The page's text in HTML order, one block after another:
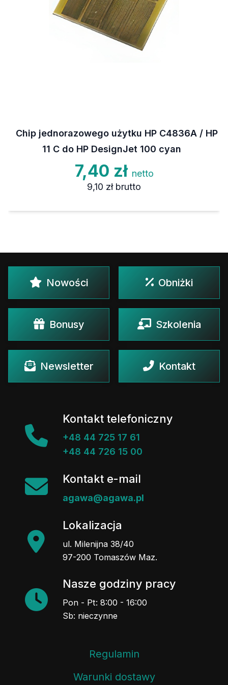
Chip jednorazowego użytku HP C4836A / HP
11 C do HP DesignJet 100 cyan
7,40 zł netto
9,10 zł brutto
Nowości Obniżki
Bonusy Szkolenia
Newsletter Kontakt
Kontakt telefoniczny
+48 44 725 17 61
+48 44 726 15 00
Kontakt e-mail
agawa@agawa.pl
Lokalizacja
ul. Milenijna 38/40
97-200 Tomaszów Maz.
Nasze godziny pracy
Pon - Pt: 8:00 - 16:00
Sb: nieczynne
Regulamin
Warunki dostawy